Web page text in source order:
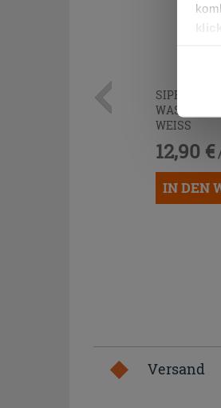
SIPHON
WEISS
12,90 €
IN DEN
Versand